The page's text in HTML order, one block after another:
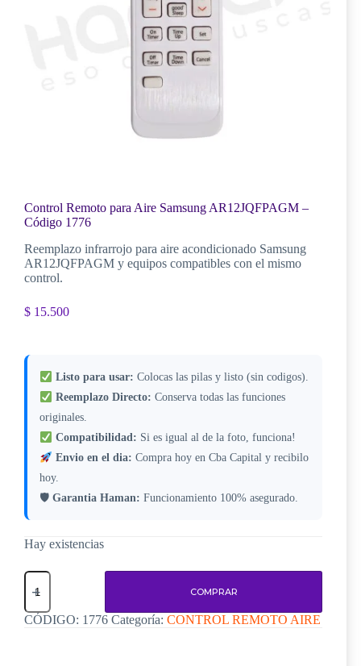
Control Remoto para Aire Samsung AR12JQFPAGM –
Código 1776
Reemplazo infrarrojo para aire acondicionado Samsung
AR12JQFPAGM y equipos compatibles con el mismo
control.
$ 15.500
Listo para usar: Colocas las pilas y listo (sin codigos).
Reemplazo Directo: Conserva todas las funciones
originales.
Compatibilidad: Si es igual al de la foto, funciona!
Envio en el dia: Compra hoy en Cba Capital y recibilo
hoy.
🛡 Garantia Haman: Funcionamiento 100% asegurado.
Hay existencias
Control
Remoto
Aire
COMPRAR
CÓDIGO: 1776 Categoría: CONTROL REMOTO AIRE